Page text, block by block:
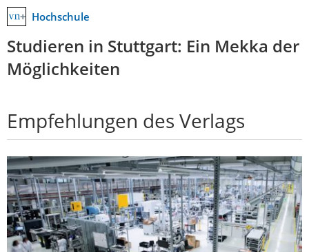
Hochschule
Studieren in Stuttgart: Ein Mekka der
Möglichkeiten
Empfehlungen des Verlags